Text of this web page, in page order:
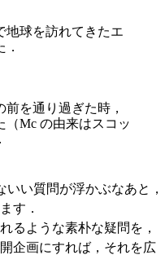
地球を訪れてきたエ
を通り過ぎた時，
（Mc の由来はスコッ
い質問が浮かぶなあと，
す．
るような素朴な疑問を，
企画にすれば，それを広